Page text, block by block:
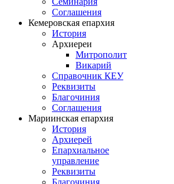
Соглашения
Кемеровская епархия
История
Архиереи
Митрополит
Викарий
Справочник КЕУ
Реквизиты
Благочиния
Соглашения
Мариинская епархия
История
Архиерей
Епархиальное
управление
Реквизиты